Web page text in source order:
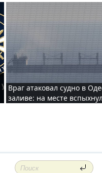
Враг атаковал судно в
заливе: на месте